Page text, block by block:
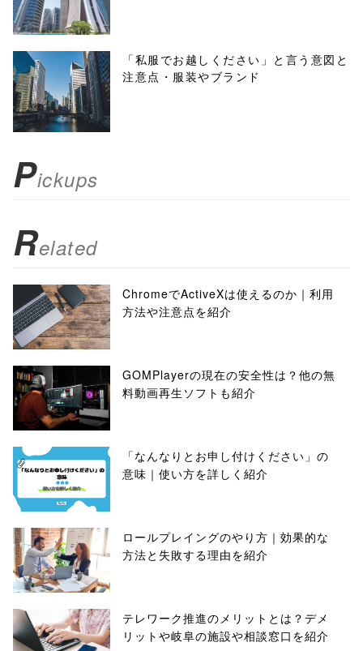
height=450,
menubar=no,
toolbar=no,
scrollbars=yes'
false;"> シェア
「私服でお越しください」と言う意図と
注意点・服装やブランド
Pickups
Related
ChromeでActiveXは使えるのか｜利用
方法や注意点を紹介
GOMPlayerの現在の安全性は？他の無
料動画再生ソフトも紹介
「なんなりとお申し付けください」の
意味｜使い方を詳しく紹介
ロールプレイングのやり方｜効果的な
方法と失敗する理由を紹介
テレワーク推進のメリットとは？デメ
リットや岐阜の施設や相談窓口を紹介